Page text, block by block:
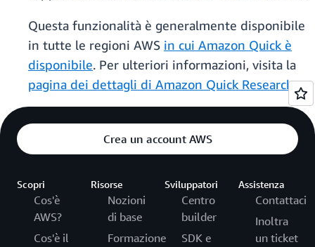
Questa funzionalità è generalmente disponibile
in tutte le regioni AWS in cui Amazon Quick è
disponibile. Per ulteriori informazioni, visita la
pagina dei dettagli di Amazon Quick Research.
Crea un account AWS
Scopri
Cos'è
AWS?
Cos'è il
Risorse
Nozioni
di base
Formazione
Sviluppatori
Centro
builder
SDK e
Assistenza
Contattaci
Inoltra
un ticket